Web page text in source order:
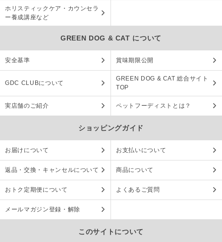
ホリスティックケア・カウンセラ
ー養成講座など
GREEN DOG & CAT について
安全基準 賞味期限公開
GDC CLUBについて
GREEN DOG & CAT 総合サイト
TOP
実店舗のご紹介 ペットフーディストとは？
ショッピングガイド
お届けについて お支払いについて
返品・交換・キャンセルについて 商品について
おトク定期便について よくあるご質問
メールマガジン登録・解除
このサイトについて